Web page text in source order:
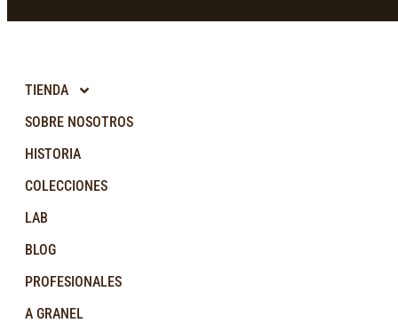
TIENDA
SOBRE NOSOTROS
HISTORIA
COLECCIONES
LAB
BLOG
PROFESIONALES
A GRANEL